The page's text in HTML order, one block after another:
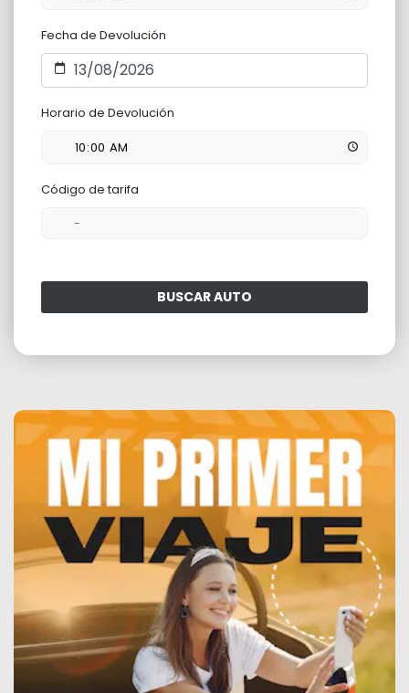
Fecha de Devolución
Horario de Devolución
Código de tarifa
BUSCAR AUTO